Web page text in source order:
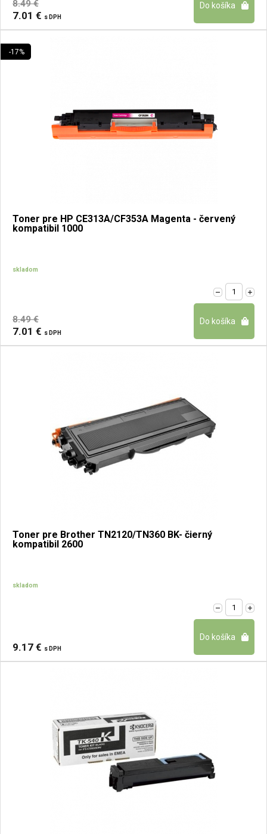
8.49 €
7.01 € s DPH
-17%
Toner pre HP CE313A/CF353A Magenta - červený
kompatibil 1000
skladom
8.49 €
7.01 € s DPH
Toner pre Brother TN2120/TN360 BK- čierný
kompatibil 2600
skladom
9.17 € s DPH